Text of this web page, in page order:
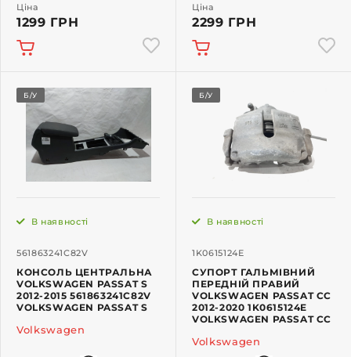
Ціна
1299 ГРН
Ціна
2299 ГРН
Б/У
561863241C82V
В наявності
КОНСОЛЬ ЦЕНТРАЛЬНА
VOLKSWAGEN PASSAT S
2012-2015 561863241C82V
VOLKSWAGEN PASSAT S
Volkswagen
Б/У
1K0615124E
В наявності
СУПОРТ ГАЛЬМІВНИЙ
ПЕРЕДНІЙ ПРАВИЙ
VOLKSWAGEN PASSAT CC
2012-2020 1K0615124E
VOLKSWAGEN PASSAT CC
Volkswagen